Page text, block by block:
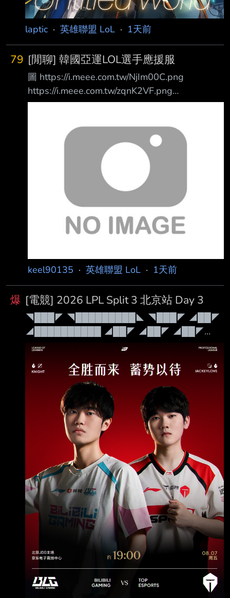
laptic · 英雄聯盟 LoL · 1天前
79 [閒聊] 韓國亞運LOL選手應援服
圖 https://i.meee.com.tw/NjIm00C.png
https://i.meee.com.tw/zqnK2VF.png
https://i.meee.com.tw/lxytkud.png
https://i.meee.com.tw/pXt4uMm.png
https://i.meee.com.tw/okr076s.png
https://i.meee.com.tw/leRdSgq.png
keel90135 · 英雄聯盟 LoL · 1天前
爆 [電競] 2026 LPL Split 3 北京站 Day 3
◥███◤ ◥█████████◣ ◥███◤ ◢██◤
◢██████████ ◢██◤ ◢██◤ ◢██◤
◢██◤ ◢██◤ ◢██◤ ◢██◤ ◢██◤
◢██◤ ◢██◤◥██████◤ ◢██◤ ◢██◤
◢██◤ ◢██◤ ◢████████◤ ◢██◤
◢████████◤ ◢████████◤ ◢██◤
◢████████◤ Patch 26.15 禁茂凱 無畏競巔
峰 第三站：北京・英特爾電競中心 本日賽程：
15:00 登峰 JD